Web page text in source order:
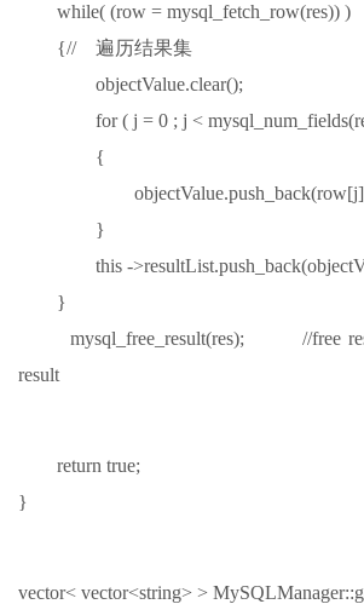
while( (row = mysql_fetch_row(res)) )
{// 遍历结果集
objectValue.clear();
for ( j = 0 ; j <
{
}
this -
}
mysql_free_result(res); //free
result
return true;
}
vector< vector<string> >